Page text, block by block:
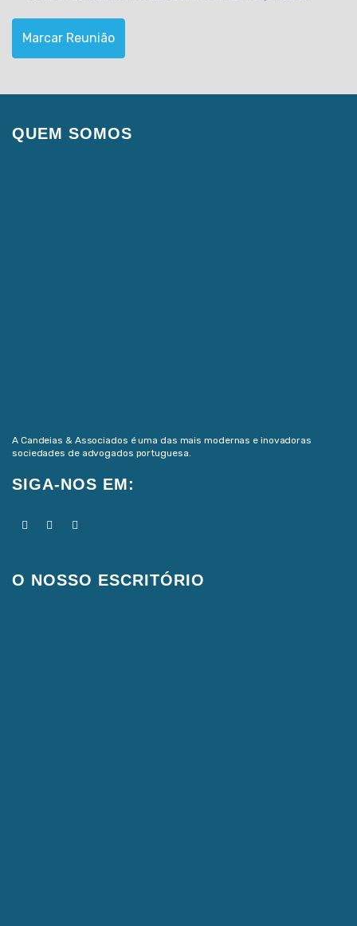
Marcar Reunião
QUEM SOMOS
A Candeias & Associados é uma das mais modernas e inovadoras
sociedades de advogados portuguesa.
SIGA-NOS EM:
O NOSSO ESCRITÓRIO